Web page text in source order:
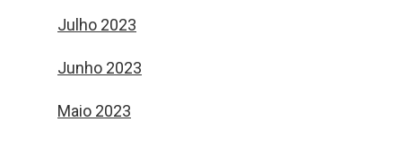
Julho 2023
Junho 2023
Maio 2023